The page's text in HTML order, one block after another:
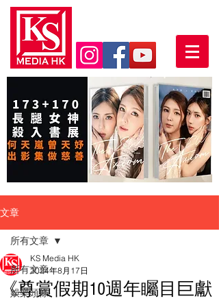
文章
所有文章
娛樂頭條
所有文章
《尊賞假期10週年矚目巨獻
KS Media HK
2024年8月17日